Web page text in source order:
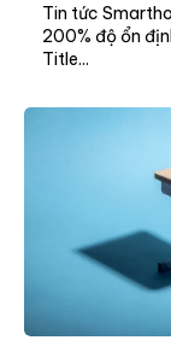
Tin tức
200% độ ổn
Title...